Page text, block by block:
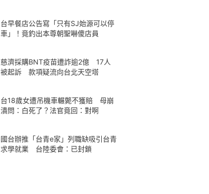
台早餐店公告寫「只有SJ始源可以停
車」！竟釣出本尊朝聖嚇傻店員
慈濟採購BNT疫苗遭詐逾2億 17人
被起訴 款項疑流向台北天空塔
台18歲女遭吊機車輾斃不獲賠 母崩
潰問：白死了？法官竟回：對啊
國台辦推「台青e家」列職缺吸引台青
求學就業 台陸委會：已封鎖